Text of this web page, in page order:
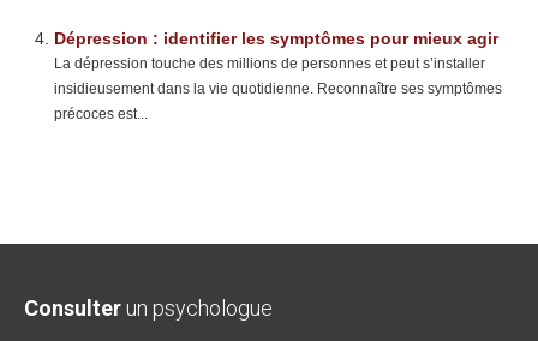
Dépression : identifier les symptômes pour mieux agir
La dépression touche des millions de personnes et peut s’installer
insidieusement dans la vie quotidienne. Reconnaître ses symptômes
précoces est...
Consulter un psychologue